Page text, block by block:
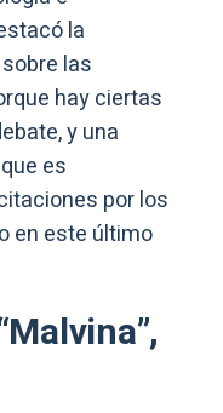
la
las
hay ciertas
y una
es
por los
en este último